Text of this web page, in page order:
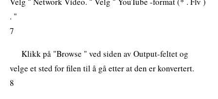
. "
7
Klikk på "Browse " ved siden av Output-feltet og
velge et sted for filen til å gå etter at den er konvertert.
8